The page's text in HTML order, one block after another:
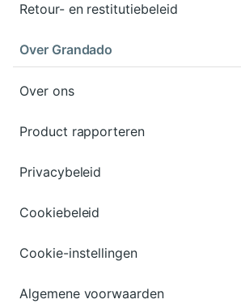
Retour- en restitutiebeleid
Over Grandado
Over ons
Product rapporteren
Privacybeleid
Cookiebeleid
Cookie-instellingen
Algemene voorwaarden